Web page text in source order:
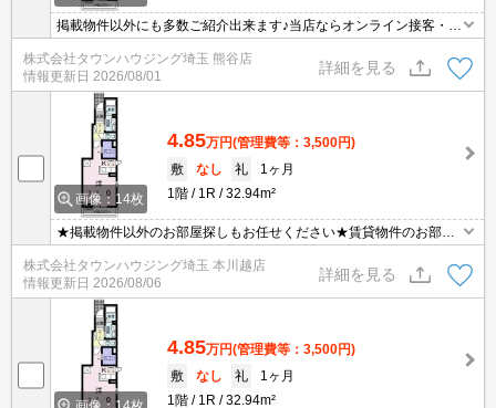
掲載物件以外にも多数ご紹介出来ます♪当店ならオンライン接客・内
見可能です！メールでのお問い合わせの際は、電話番号も記載頂き
ますとスムーズに御対応できます♪
株式会社タウンハウジング埼玉 熊谷店
情報更新日 2026/08/01
詳細を見る
画像：14枚
4.85万円(管理費等：3,500円)
敷
なし 礼
1ヶ月
1階
1R 32.94m²
★掲載物件以外のお部屋探しもお任せください★賃貸物件のお部屋
探しはタウンハウジングへ★
株式会社タウンハウジング埼玉 本川越店
情報更新日 2026/08/06
詳細を見る
4.85万円(管理費等：3,500円)
敷
なし 礼
1ヶ月
1階
1R 32.94m²